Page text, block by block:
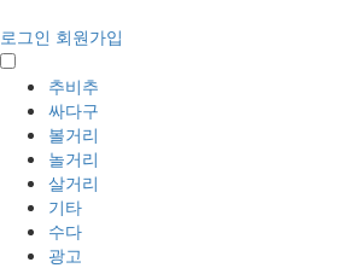
로그인 회원가입
추비추
싸다구
볼거리
놀거리
살거리
기타
수다
광고